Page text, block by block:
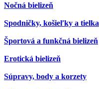
Nočná bielizeň
Spodničky, košieľky a tielka
Športová a funkčná bielizeň
Erotická bielizeň
Súpravy, body a korzety